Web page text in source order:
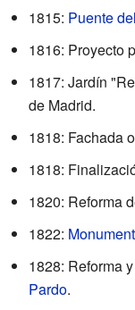
1815: Puente
1816: Proyecto
1817: Jardín
de Madrid.
1818: Fachada
1818:
1820: Reforma
1822:
1828: Reforma
Pardo.